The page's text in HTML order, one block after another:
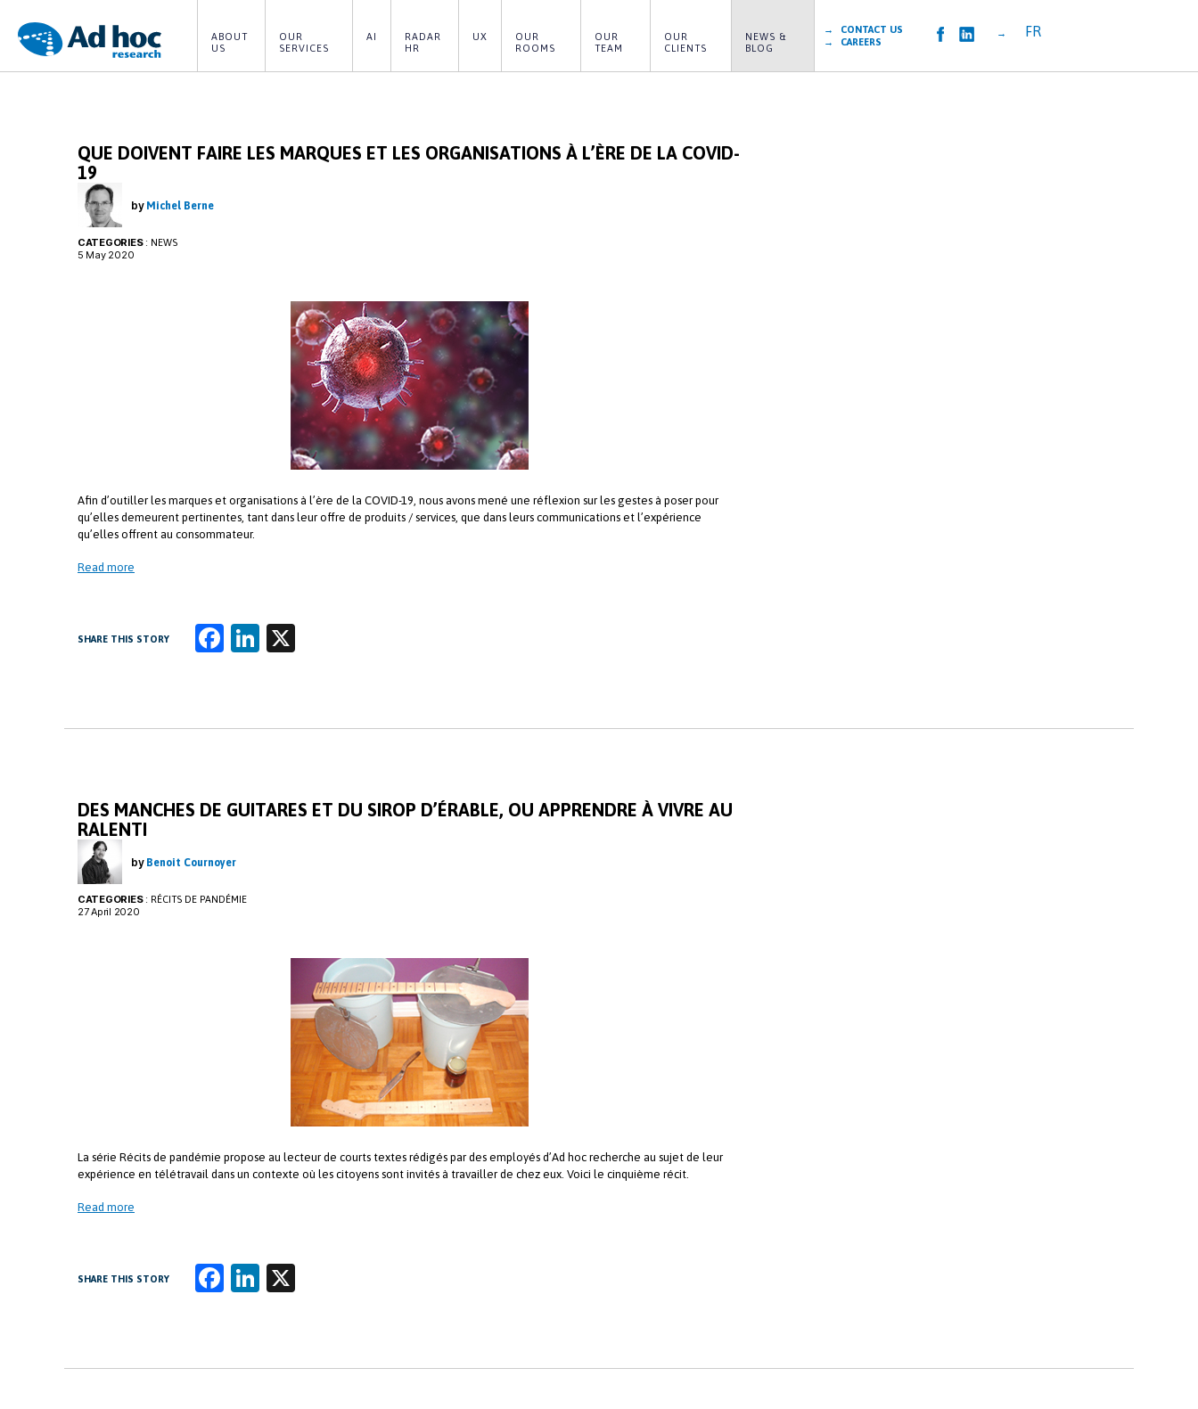
Ad
Hoc
Research
ABOUT
US
OUR
SERVICES
AI
RADAR
HR
UX
OUR
ROOMS
OUR
TEAM
OUR
CLIENTS
NEWS &
BLOG
→ CONTACT US
→ CAREERS
→ FR
QUE DOIVENT FAIRE LES MARQUES ET LES ORGANISATIONS À L’ÈRE DE LA COVID-
19
by Michel Berne
CATEGORIES: NEWS
5 May 2020
Afin d’outiller les marques et organisations à l’ère de la COVID-19, nous avons mené une réflexion sur les gestes à poser pour
qu’elles demeurent pertinentes, tant dans leur offre de produits / services, que dans leurs communications et l’expérience
qu’elles offrent au consommateur.
Read more
SHARE THIS STORY
Fa
o
Li
e
DES MANCHES DE GUITARES ET DU SIROP D’ÉRABLE, OU APPRENDRE À VIVRE AU
RALENTI
by Benoit Cournoyer
CATEGORIES: RÉCITS DE PANDÉMIE
27 April 2020
La série Récits de pandémie propose au lecteur de courts textes rédigés par des employés d’Ad hoc recherche au sujet de leur
expérience en télétravail dans un contexte où les citoyens sont invités à travailler de chez eux. Voici le cinquième récit.
Read more
SHARE THIS STORY
Fa
o
Li
e